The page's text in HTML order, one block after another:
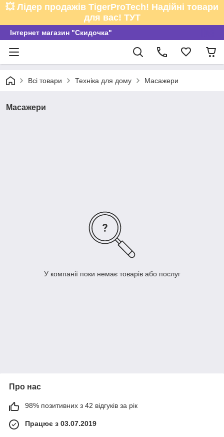
💥 Лідер продажів TigerProTech! Надійні товари
для вас! ТУТ
Інтернет магазин "Скидочка"
Всі товари Техніка для дому Масажери
Масажери
У компанії поки немає товарів або послуг
Про нас
98% позитивних з 42 відгуків за рік
Працює з 03.07.2019